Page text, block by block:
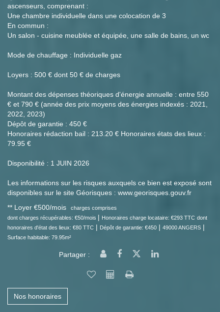
ascenseurs, comprenant :
Une chambre individuelle dans une colocation de 3
En commun :
Un salon - cuisine meublée et équipée, une salle de bains, un wc
Mode de chauffage : Individuelle gaz
Loyers : 500 € dont 50 € de charges
Montant des dépenses théoriques d'énergie annuelle : entre 550
€ et 790 € (année des prix moyens des énergies indexés : 2021,
2022, 2023)
Dépôt de garantie : 450 €
Honoraires rédaction bail : 213.20 € Honoraires états des lieux :
79.95 €
Disponibilité : 1 JUIN 2026
Les informations sur les risques auxquels ce bien est exposé sont
disponibles sur le site Géorisques : www.georisques.gouv.fr
** Loyer €500/mois
charges comprises
dont charges récupérables: €50/mois | Honoraires charge locataire: €293 TTC dont
honoraires d'état des lieux: €80 TTC | Dépôt de garantie: €450 | 49000 ANGERS |
Surface habitable: 79.95m²
Partager :
Nos honoraires